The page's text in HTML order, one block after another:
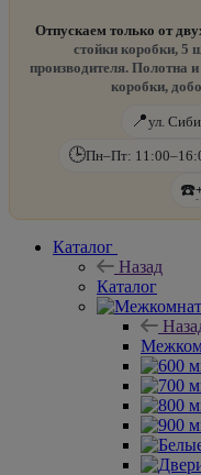
Отпускаем только от
стойки коробки, 5
производителя. Полотна
коробки,
📍ул.
🕒Пн–Пт:
☎️
Каталог
Назад
Каталог